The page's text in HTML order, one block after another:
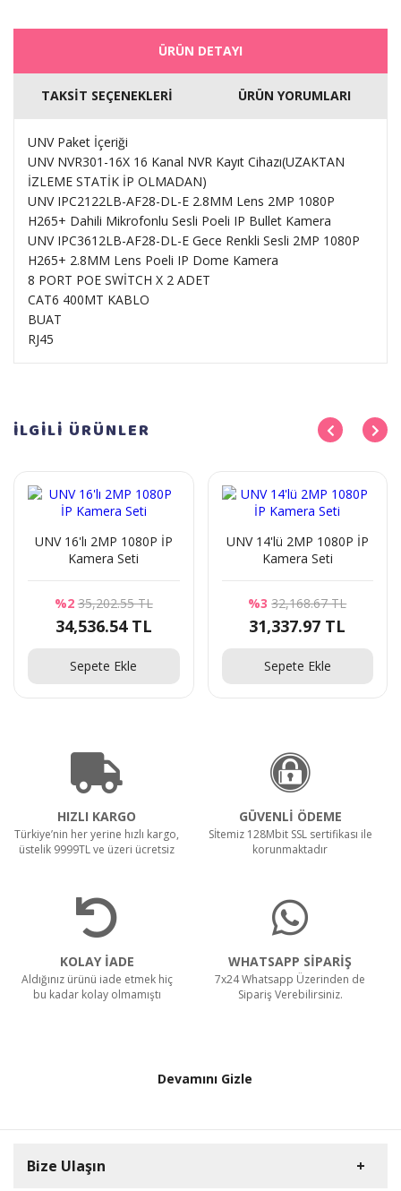
ÜRÜN DETAYI
TAKSİT SEÇENEKLERİ ÜRÜN YORUMLARI
UNV Paket İçeriği
UNV NVR301-16X 16 Kanal NVR Kayıt Cihazı(UZAKTAN
İZLEME STATİK İP OLMADAN)
UNV IPC2122LB-AF28-DL-E 2.8MM Lens 2MP 1080P
H265+ Dahili Mikrofonlu Sesli Poeli IP Bullet Kamera
UNV IPC3612LB-AF28-DL-E Gece Renkli Sesli 2MP 1080P
H265+ 2.8MM Lens Poeli IP Dome Kamera
8 PORT POE SWİTCH X 2 ADET
CAT6 400MT KABLO
BUAT
RJ45
İLGİLİ ÜRÜNLER
UNV 16'lı 2MP 1080P İP
Kamera Seti
%2 35,202.55 TL
34,536.54 TL
Sepete Ekle
UNV 14'lü 2MP 1080P İP
Kamera Seti
%3 32,168.67 TL
31,337.97 TL
Sepete Ekle
HIZLI KARGO
Türkiye’nin her yerine hızlı kargo,
üstelik 9999TL ve üzeri ücretsiz
GÜVENLİ ÖDEME
Sİtemiz 128Mbit SSL sertifikası ile
korunmaktadır
KOLAY İADE
Aldığınız ürünü iade etmek hiç
bu kadar kolay olmamıştı
WHATSAPP SİPARİŞ
7x24 Whatsapp Üzerinden de
Sipariş Verebilirsiniz.
Devamını Gizle
Bize Ulaşın